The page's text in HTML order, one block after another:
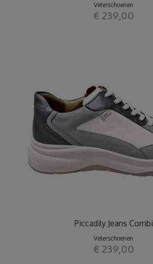
Veterschoenen
€ 239,00
Piccadily Jeans Combi
Veterschoenen
€ 239,00